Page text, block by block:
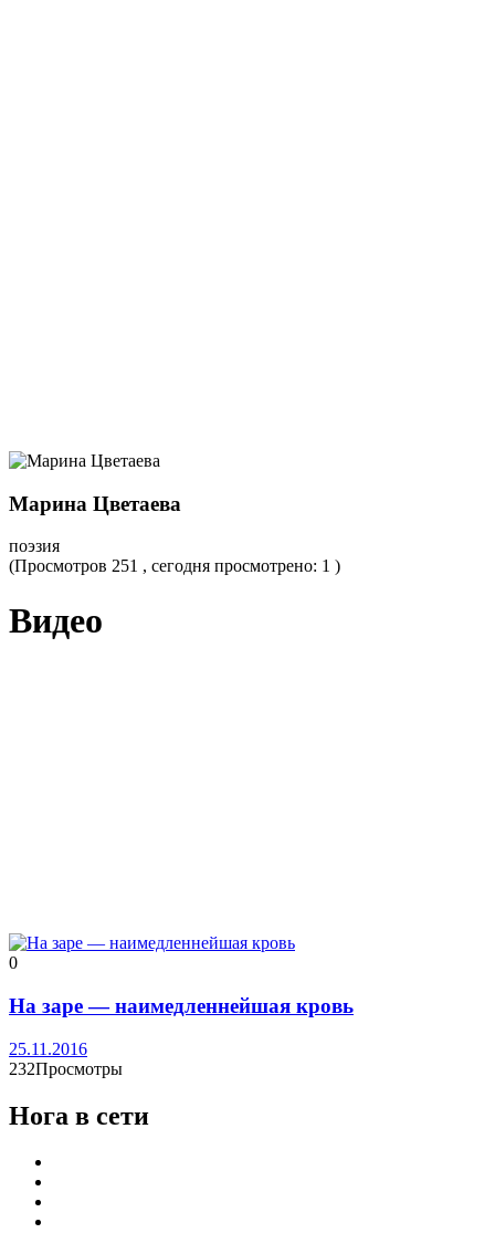
Марина Цветаева
поэзия
(Просмотров 251 , сегодня просмотрено: 1 )
Видео
0
На заре — наимедленнейшая кровь
25.11.2016
232Просмотры
Нога в сети